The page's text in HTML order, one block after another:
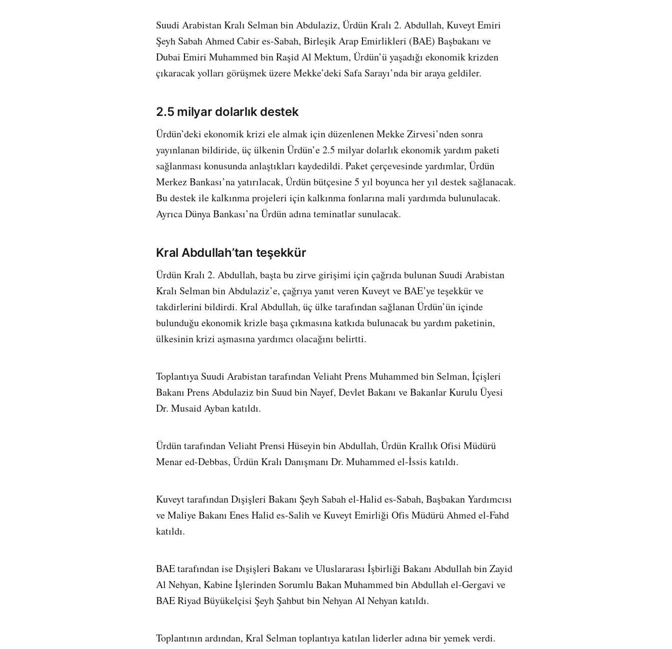
Suudi Arabistan Kralı Selman bin Abdulaziz, Ürdün Kralı 2. Abdullah, Kuveyt Emiri
Şeyh Sabah Ahmed Cabir es-Sabah, Birleşik Arap Emirlikleri (BAE) Başbakanı ve
Dubai Emiri Muhammed bin Raşid Al Mektum, Ürdün’ü yaşadığı ekonomik krizden
çıkaracak yolları görüşmek üzere Mekke’deki Safa Sarayı’nda bir araya geldiler.
2.5 milyar dolarlık destek
Ürdün’deki ekonomik krizi ele almak için düzenlenen Mekke Zirvesi’nden sonra
yayınlanan bildiride, üç ülkenin Ürdün’e 2.5 milyar dolarlık ekonomik yardım paketi
sağlanması konusunda anlaştıkları kaydedildi. Paket çerçevesinde yardımlar, Ürdün
Merkez Bankası’na yatırılacak, Ürdün bütçesine 5 yıl boyunca her yıl destek sağlanacak.
Bu destek ile kalkınma projeleri için kalkınma fonlarına mali yardımda bulunulacak.
Ayrıca Dünya Bankası’na Ürdün adına teminatlar sunulacak.
Kral Abdullah’tan teşekkür
Ürdün Kralı 2. Abdullah, başta bu zirve girişimi için çağrıda bulunan Suudi Arabistan
Kralı Selman bin Abdulaziz’e, çağrıya yanıt veren Kuveyt ve BAE’ye teşekkür ve
takdirlerini bildirdi. Kral Abdullah, üç ülke tarafından sağlanan Ürdün’ün içinde
bulunduğu ekonomik krizle başa çıkmasına katkıda bulunacak bu yardım paketinin,
ülkesinin krizi aşmasına yardımcı olacağını belirtti.
Toplantıya Suudi Arabistan tarafından Veliaht Prens Muhammed bin Selman, İçişleri
Bakanı Prens Abdulaziz bin Suud bin Nayef, Devlet Bakanı ve Bakanlar Kurulu Üyesi
Dr. Musaid Ayban katıldı.
Ürdün tarafından Veliaht Prensi Hüseyin bin Abdullah, Ürdün Krallık Ofisi Müdürü
Menar ed-Debbas, Ürdün Kralı Danışmanı Dr. Muhammed el-İssis katıldı.
Kuveyt tarafından Dışişleri Bakanı Şeyh Sabah el-Halid es-Sabah, Başbakan Yardımcısı
ve Maliye Bakanı Enes Halid es-Salih ve Kuveyt Emirliği Ofis Müdürü Ahmed el-Fahd
katıldı.
BAE tarafından ise Dışişleri Bakanı ve Uluslararası İşbirliği Bakanı Abdullah bin Zayid
Al Nehyan, Kabine İşlerinden Sorumlu Bakan Muhammed bin Abdullah el-Gergavi ve
BAE Riyad Büyükelçisi Şeyh Şahbut bin Nehyan Al Nehyan katıldı.
Toplantının ardından, Kral Selman toplantıya katılan liderler adına bir yemek verdi.